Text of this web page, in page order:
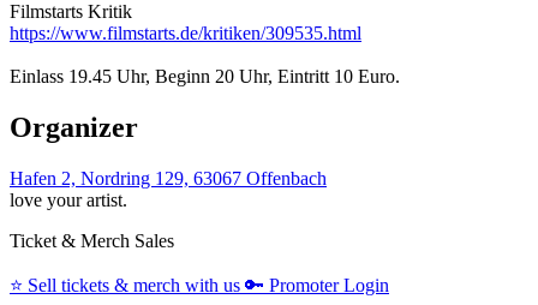
Filmstarts Kritik
https://www.filmstarts.de/kritiken/309535.html
Einlass 19.45 Uhr, Beginn 20 Uhr, Eintritt 10 Euro.
Organizer
Hafen 2, Nordring 129, 63067 Offenbach
love your artist.
Ticket & Merch Sales
⭐️ Sell tickets & merch with us 🔑 Promoter Login